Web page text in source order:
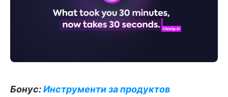
Бонус:Инструменти за продуктов